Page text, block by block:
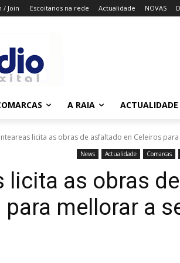
/ Join Escoitanos na rede Actualidade NOVAS
A RAIA ACTUALIDADE
licita as obras de asfaltado en Celeiros
News Actualidade Comarcas
licita as obras
para mellorar a